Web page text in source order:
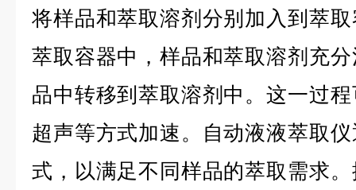
将样品和萃取溶剂分别加入到萃
萃取容器中，样品和萃取溶剂充
品中转移到萃取溶剂中。这一过
超声等方式加速。自动液液萃取
式，以满足不同样品的萃取需求